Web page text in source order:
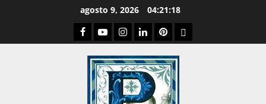
agosto 9, 2026 04:21:19
Facebook
YoutubeInstagram
LinkedPinterestDribbble